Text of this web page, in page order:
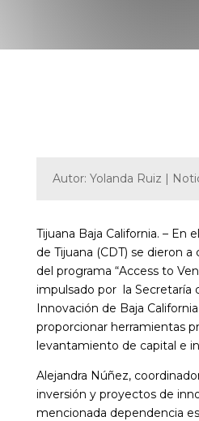
Autor: Yolanda Ruiz |
Tijuana Baja California. – En
de Tijuana (CDT) se dieron
del programa “Access to
impulsado por la Secretaría
Innovación de Baja
proporcionar herramientas
levantamiento de capital e
Alejandra Núñez,
inversión y proyectos de
mencionada dependencia